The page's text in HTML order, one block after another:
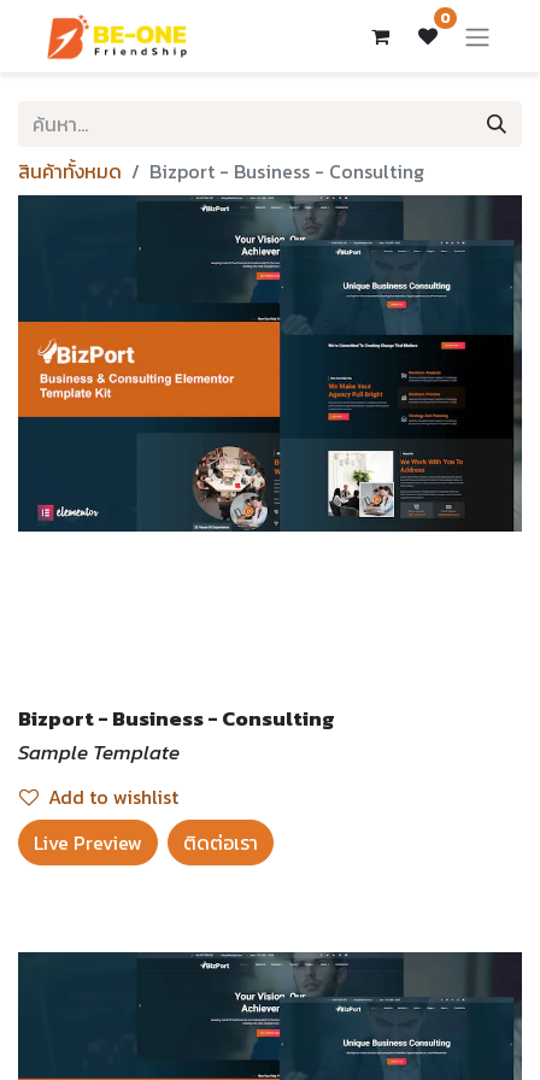
0
สินค้าทั้งหมด Bizport - Business - Consulting
Bizport - Business - Consulting
Sample Template
Add to wishlist
Live Preview​
ติดต่อเรา